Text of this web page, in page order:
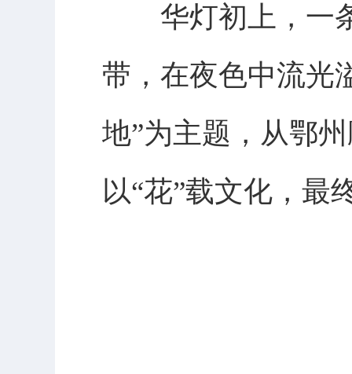
华灯初上，一条
带，在夜色中流光
地”为主题，从鄂
以“花”载文化，最